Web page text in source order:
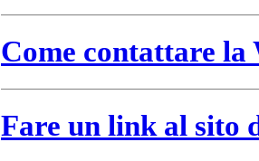
Come contattare
Fare un link al sito